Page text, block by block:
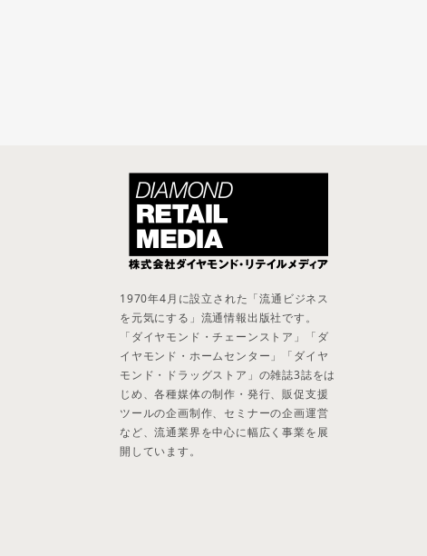
1970年4月に設立された「流通ビジネス
を元気にする」流通情報出版社です。
「ダイヤモンド・チェーンストア」「ダ
イヤモンド・ホームセンター」「ダイヤ
モンド・ドラッグストア」の雑誌3誌をは
じめ、各種媒体の制作・発行、販促支援
ツールの企画制作、セミナーの企画運営
など、流通業界を中心に幅広く事業を展
開しています。